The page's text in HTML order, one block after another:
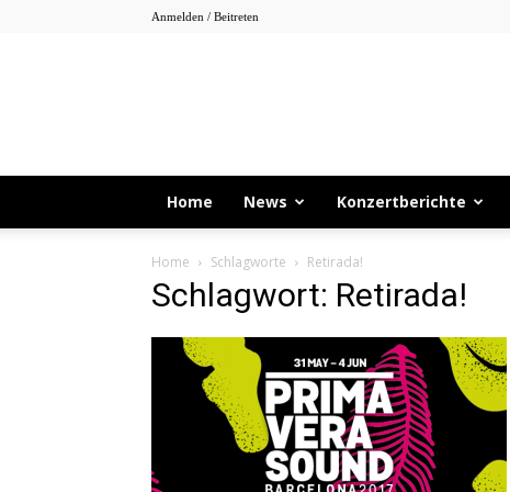
Anmelden / Beitreten
Home News Konzertberichte
Home Schlagworte Retirada!
Schlagwort: Retirada!